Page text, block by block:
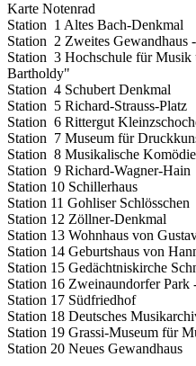
Karte Notenrad
Station 1 Altes Bach-Denkmal
Station 2 Zweites Gewandhaus
Station 3 Hochschule für Musik
Bartholdy"
Station 4 Schubert Denkmal
Station 5 Richard-Strauss-Platz
Station 6 Rittergut
Station 7 Museum für
Station 8 Musikalische Komödie
Station 9 Richard-Wagner-Hain
Station 10 Schillerhaus
Station 11 Gohliser Schlösschen
Station 12 Zöllner-Denkmal
Station 13 Wohnhaus von
Station 14 Geburtshaus von
Station 15 Gedächtniskirche
Station 16 Zweinaundorfer Park
Station 17 Südfriedhof
Station 18 Deutsches
Station 19 Grassi-Museum für
Station 20 Neues Gewandhaus